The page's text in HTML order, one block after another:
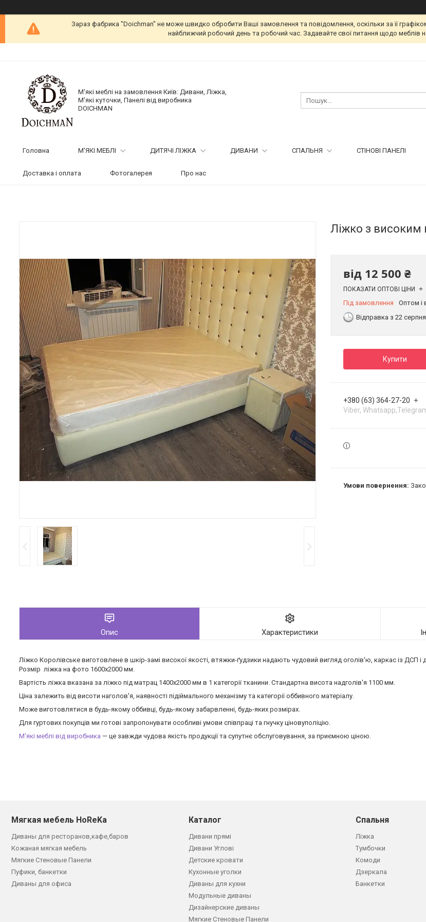
Зараз фабрика "Doichman" не може швидко обробити Ваші замовлення та повідомлення, оскільки за її
найближчий робочий день та робочий час. Задавайте свої питання щодо меблів
М'які меблі на замовлення Київ: Дивани, Ліжка,
М'які куточки, Панелі від виробника
DOICHMAN
Головна М'ЯКІ МЕБЛІ ДИТЯЧІ ЛІЖКА ДИВАНИ СПАЛЬНЯ СТІНОВІ ПАНЕЛІ
Доставка і оплата Фотогалерея Про нас
Ліжко з високим
від 12 500 ₴
ПОКАЗАТИ ОПТОВІ ЦІНИ
Під замовлення Оптом і
Відправка з 22
Купити
+380 (63) 364-27-20
Viber,
Опис Характеристики
Ліжко Королівське виготовлене в шкір-замі високої якості, втяжки-ґудзики надають чудовий вигляд оголів'ю, каркас із ДСП і
Розмір ліжка на фото 1600х2000 мм.
Вартість ліжка вказана за ліжко під матрац 1400х2000 мм в 1 категорії тканини. Стандартна висота надголів'я 1100 мм.
Ціна залежить від висоти наголов'я, наявності підіймального механізму та категорії оббивного матеріалу.
Може виготовлятися в будь-якому оббивці, будь-якому забарвленні, будь-яких розмірах.
Для гуртових покупців ми готові запропонувати особливі умови співпраці та гнучку ціновуполіцію.
М'які меблі від виробника — це завжди чудова якість продукції та супутнє обслуговування, за приємною ціною.
Мягкая мебель HoReKa
Диваны для ресторанов,кафе,баров
Кожаная мягкая мебель
Мягкие Стеновые Панели
Пуфики, банкетки
Диваны для офиса
Каталог
Дивани прямі
Дивани Углові
Детские кровати
Кухонные уголки
Диваны для кухни
Модульные диваны
Дизайнерские диваны
Мягкие Стеновые Панели
Спальня
Ліжка
Тумбочки
Комоди
Дзеркала
Банкетки